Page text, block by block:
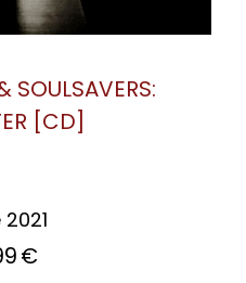
SOULSAVERS:
[CD]
€